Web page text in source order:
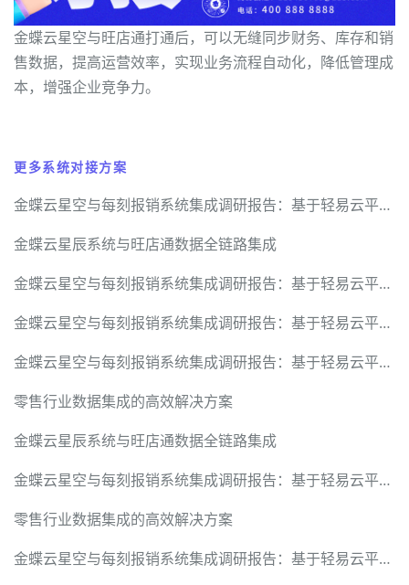
金蝶云星空与旺店通打通后，可以无缝同步财务、库存和销
售数据，提高运营效率，实现业务流程自动化，降低管理成
本，增强企业竞争力。
更多系统对接方案
金蝶云星空与每刻报销系统集成调研报告：基于轻易云平台的数据管道构建
金蝶云星辰系统与旺店通数据全链路集成
金蝶云星空与每刻报销系统集成调研报告：基于轻易云平台的数据管道构建
金蝶云星空与每刻报销系统集成调研报告：基于轻易云平台的数据管道构建
金蝶云星空与每刻报销系统集成调研报告：基于轻易云平台的数据管道构建
零售行业数据集成的高效解决方案
金蝶云星辰系统与旺店通数据全链路集成
金蝶云星空与每刻报销系统集成调研报告：基于轻易云平台的数据管道构建
零售行业数据集成的高效解决方案
金蝶云星空与每刻报销系统集成调研报告：基于轻易云平台的数据管道构建